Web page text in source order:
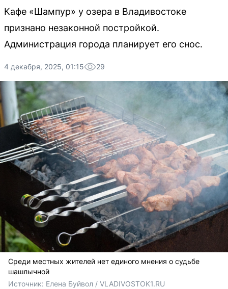
Кафе «Шампур» у озера в Владивостоке
признано незаконной постройкой.
Администрация города планирует его снос.
4 декабря, 2025, 01:15 29
Среди местных жителей нет единого мнения о судьбе
шашлычной
Источник: Елена Буйвол / VLADIVOSTOK1.RU